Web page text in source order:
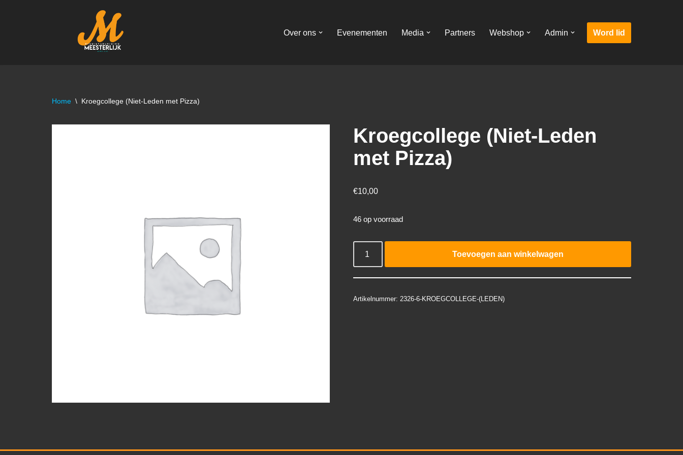
Over ons Evenementen Media Partners Webshop Admin Word lid
Home \ Kroegcollege (Niet-Leden met Pizza)
Kroegcollege (Niet-Leden
met Pizza)
€10,00
46 op voorraad
Toevoegen aan winkelwagen
Artikelnummer: 2326-6-KROEGCOLLEGE-(LEDEN)